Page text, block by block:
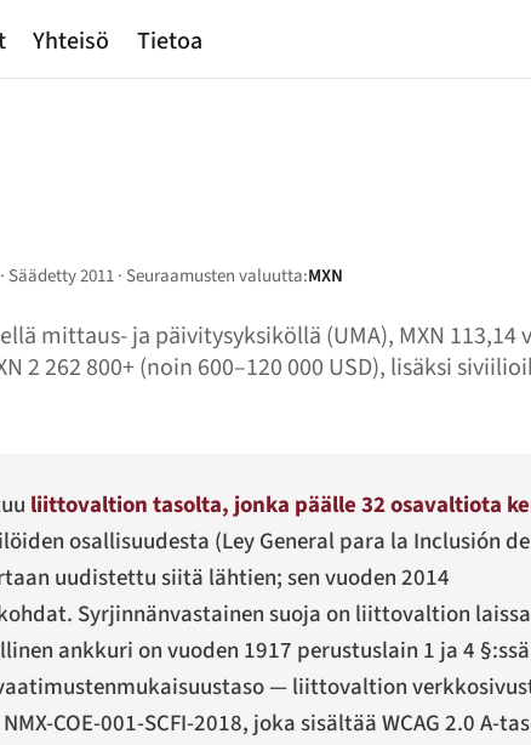
Yhteisö Tietoa
2011 · Seuraamusten valuutta:MXN
mittaus- ja päivitysyksiköllä (UMA), MXN 113,14
2 262 800+ (noin 600–120 000 USD), lisäksi
liittovaltion tasolta, jonka päälle 32 osavaltiota
osallisuudesta (Ley General para la Inclusión
uudistettu siitä lähtien; sen vuoden 2014
Syrjinnänvastainen suoja on liittovaltion
ankkuri on vuoden 1917 perustuslain 1 ja 4
— liittovaltion
COE-001-SCFI-2018, joka sisältää WCAG 2.0 A-